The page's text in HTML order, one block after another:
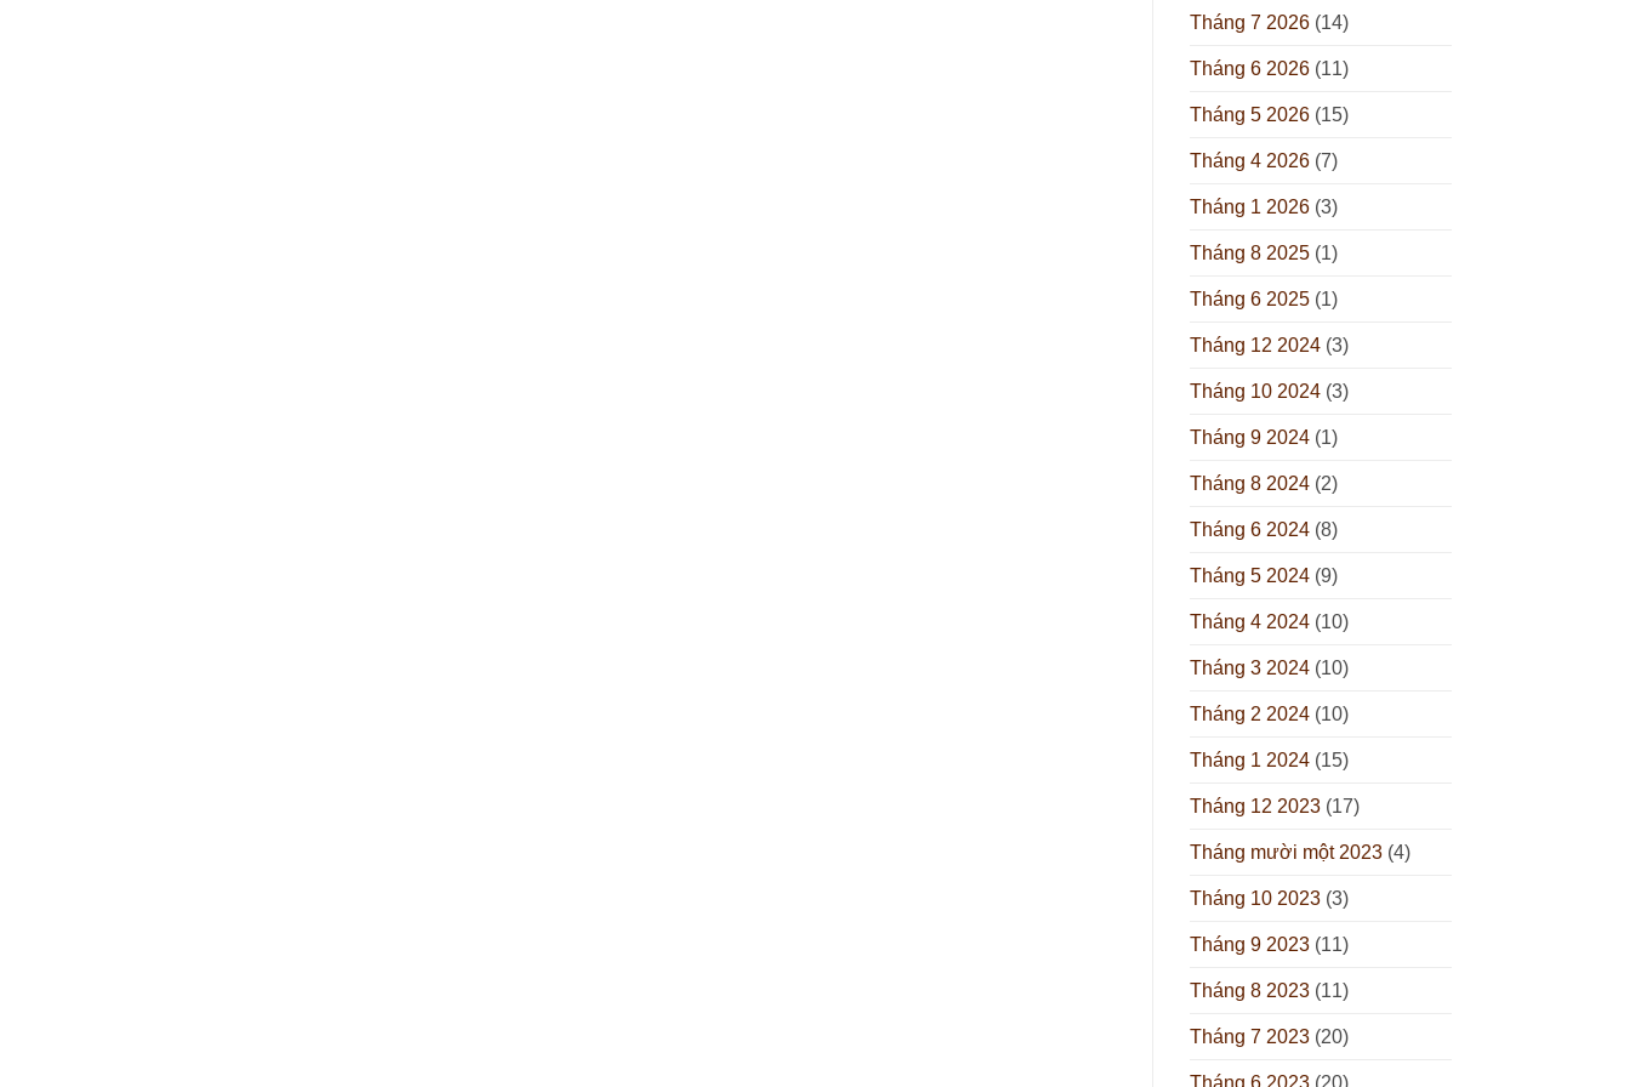
Tháng 7 2026(14)
Tháng 6 2026(11)
Tháng 5 2026(15)
Tháng 4 2026(7)
Tháng 1 2026(3)
Tháng 8 2025(1)
Tháng 6 2025(1)
Tháng 12 2024(3)
Tháng 10 2024(3)
Tháng 9 2024(1)
Tháng 8 2024(2)
Tháng 6 2024(8)
Tháng 5 2024(9)
Tháng 4 2024(10)
Tháng 3 2024(10)
Tháng 2 2024(10)
Tháng 1 2024(15)
Tháng 12 2023(17)
Tháng mười một 2023(4)
Tháng 10 2023(3)
Tháng 9 2023(11)
Tháng 8 2023(11)
Tháng 7 2023(20)